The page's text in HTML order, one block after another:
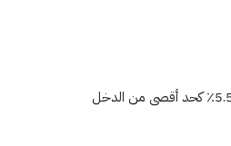
إنه جزء من الدخل ، يدفع الألمان الغربيون مقابل دولة فيدرالية أعيد بناؤها أكثر استقرارًا. يتم خصم 5.5٪ كحد أقصى من الدخل